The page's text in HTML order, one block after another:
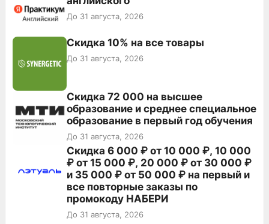
До 31 августа, 2026
Скидка 10% на все товары
До 31 августа, 2026
Скидка 72 000 на высшее
образование и среднее специальное
образование в первый год обучения
До 31 августа, 2026
Скидка 6 000 ₽ от 10 000 ₽, 10 000
₽ от 15 000 ₽, 20 000 ₽ от 30 000 ₽
и 35 000 ₽ от 50 000 ₽ на первый и
все повторные заказы по
промокоду НАБЕРИ
До 31 августа, 2026